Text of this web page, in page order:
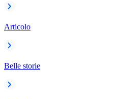
Articolo
Belle storie